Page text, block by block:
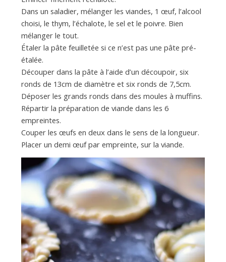
Dans un saladier, mélanger les viandes, 1 œuf, l’alcool
choisi, le thym, l’échalote, le sel et le poivre. Bien
mélanger le tout.
Étaler la pâte feuilletée si ce n’est pas une pâte pré-
étalée.
Découper dans la pâte à l’aide d’un découpoir, six
ronds de 13cm de diamètre et six ronds de 7,5cm.
Déposer les grands ronds dans des moules à muffins.
Répartir la préparation de viande dans les 6
empreintes.
Couper les œufs en deux dans le sens de la longueur.
Placer un demi œuf par empreinte, sur la viande.